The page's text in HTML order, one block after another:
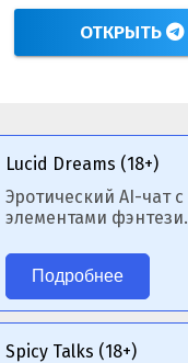
ОТКРЫТЬ
Lucid Dreams (18+)
Эротический AI-чат с
элементами фэнтези.
Подробнее
Spicy Talks (18+)